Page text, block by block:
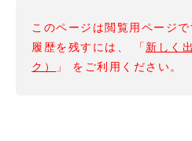
このページは閲覧用ページで
履歴を残すには、 「 新しく
ク）
」 をご利用ください。